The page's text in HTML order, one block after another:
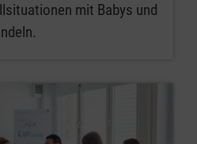
mit Babys und